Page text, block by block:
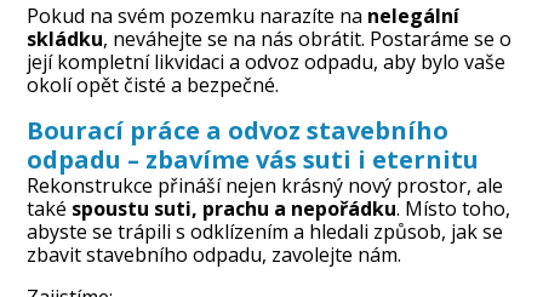
Pokud na svém pozemku narazíte na nelegální
skládku, neváhejte se na nás obrátit. Postaráme se o
její kompletní likvidaci a odvoz odpadu, aby bylo vaše
okolí opět čisté a bezpečné.
Bourací práce a odvoz stavebního
odpadu – zbavíme vás suti i eternitu
Rekonstrukce přináší nejen krásný nový prostor, ale
také spoustu suti, prachu a nepořádku. Místo toho,
abyste se trápili s odklízením a hledali způsob, jak se
zbavit stavebního odpadu, zavolejte nám.